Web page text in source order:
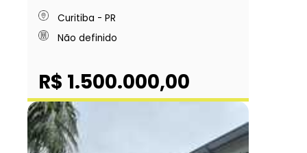
Curitiba - PR
Não definido
R$ 1.500.000,00